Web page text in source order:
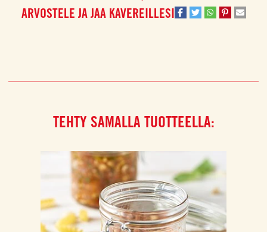
ARVOSTELE JA JAA KAVEREILLESI
TEHTY SAMALLA TUOTTEELLA: